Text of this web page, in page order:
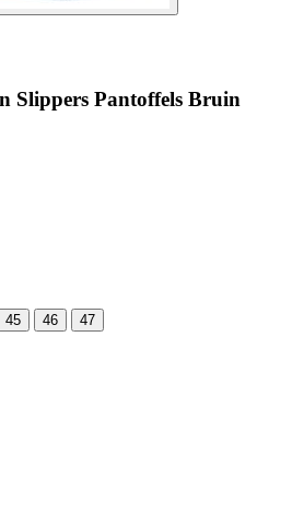
Slippers Pantoffels Bruin
45 46 47